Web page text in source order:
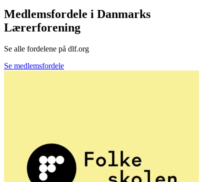
Medlemsfordele i Danmarks
Lærerforening
Se alle fordelene på dlf.org
Se medlemsfordele